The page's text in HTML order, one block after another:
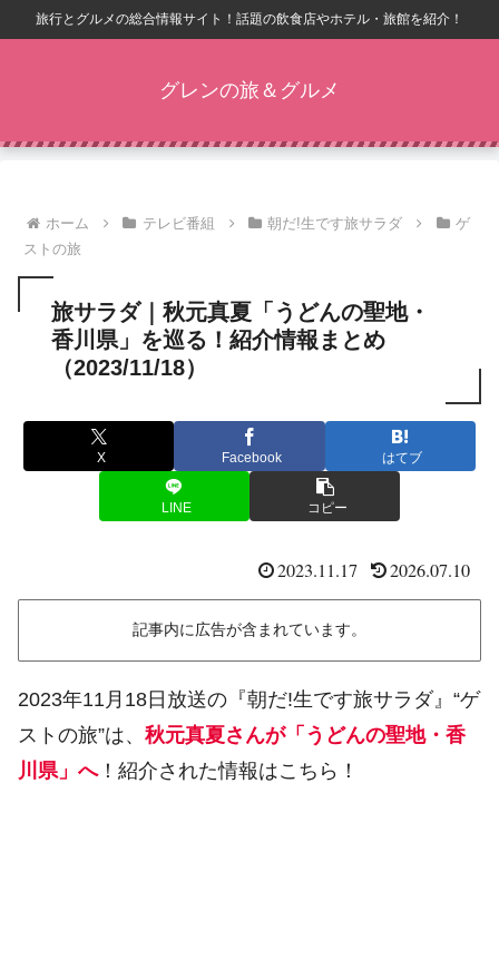
旅行とグルメの総合情報サイト！話題の飲食店やホテル・旅館を紹介！
グレンの旅＆グルメ
ホーム テレビ番組 朝だ!生です旅サラダ
ゲ
ストの旅
旅サラダ｜秋元真夏「うどんの聖地・
香川県」を巡る！紹介情報まとめ
（2023/11/18）
X Facebook はてブ
LINE コピー
2023.11.17 2026.07.10
記事内に広告が含まれています。
2023年11月18日放送の『朝だ!生です旅サラダ』“ゲ
ストの旅”は、 秋元真夏さんが「うどんの聖地・香
川県」へ！紹介された情報はこちら！